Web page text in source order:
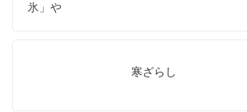
氷」や
寒ざらし